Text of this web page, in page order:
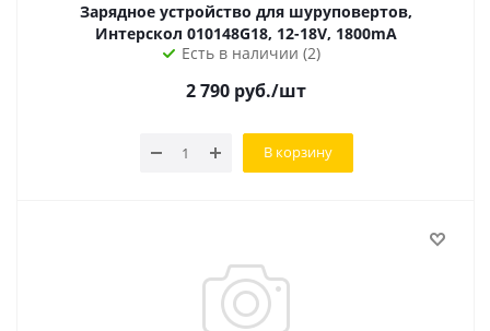
Зарядное устройство для шуруповертов,
Интерскол 010148G18, 12-18V, 1800mA
Есть в наличии (2)
2 790 руб./шт
В корзину